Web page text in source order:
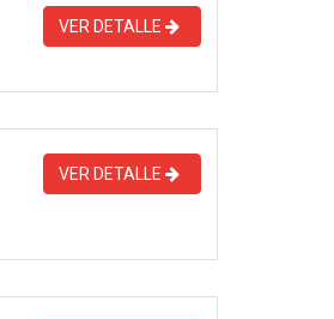
VER DETALLE
VER DETALLE